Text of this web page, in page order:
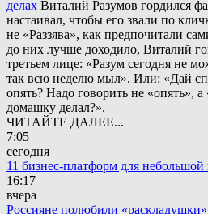
делах Виталий Разумов гордился
настаивал, чтобы его звали по
не «Раззява», как предпочитали
до них лучше доходило, Виталий
третьем лице: «Разум сегодня не
так всю неделю мыл». Или: «Дай
опять? Надо говорить не «опять», а
домашку делал?».
ЧИТАЙТЕ ДАЛЕЕ...
7:05
сегодня
11 бизнес-платформ для
16:17
вчера
Россияне полюбили